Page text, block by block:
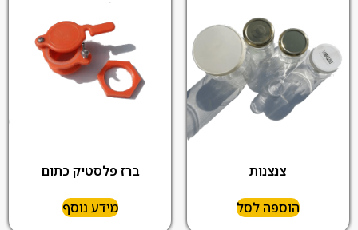
צנצנות
הוספה לסל
ברז פלסטיק כתום
מידע נוסף